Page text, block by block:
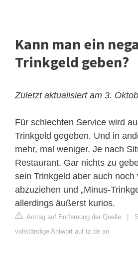
Kann man ein
Trinkgeld geben?
Zuletzt aktualisiert am 3.
Für schlechten Service wird
Trinkgeld gegeben. Und in
mehr, mal weniger. Je nach
Restaurant. Gar nichts zu
sein Trinkgeld aber auch noch
abzuziehen und „Minus-
allerdings äußerst kurios.
Antrag auf Entfernung der Quelle
vollständige Antwort auf tz.de an